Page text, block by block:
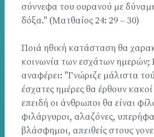
σύννεφα του ουρανού με
δόξα." (Ματθαίος 24: 29 – 30)
Ποιά ηθική κατάσταση θα
κοινωνία των εσχάτων ημερών;
αναφέρει: "Γνώριζε μάλιστα
έσχατες ημέρες θα έρθουν κακοί
επειδή οι άνθρωποι θα είναι
φιλάργυροι, αλαζόνες,
βλάσφημοι, απειθείς στους